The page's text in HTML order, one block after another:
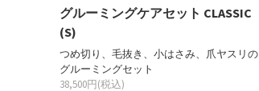
グルーミングケアセット CLASSIC
(S)
つめ切り、毛抜き、小はさみ、爪ヤスリの
グルーミングセット
38,500円(税込)